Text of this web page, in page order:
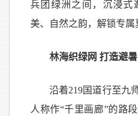
兵团绿洲之间，沉浸式
美、自然之韵，解锁专属
林海织绿网 打造避
沿着219国道行至九
人称作“千里画廊”的路